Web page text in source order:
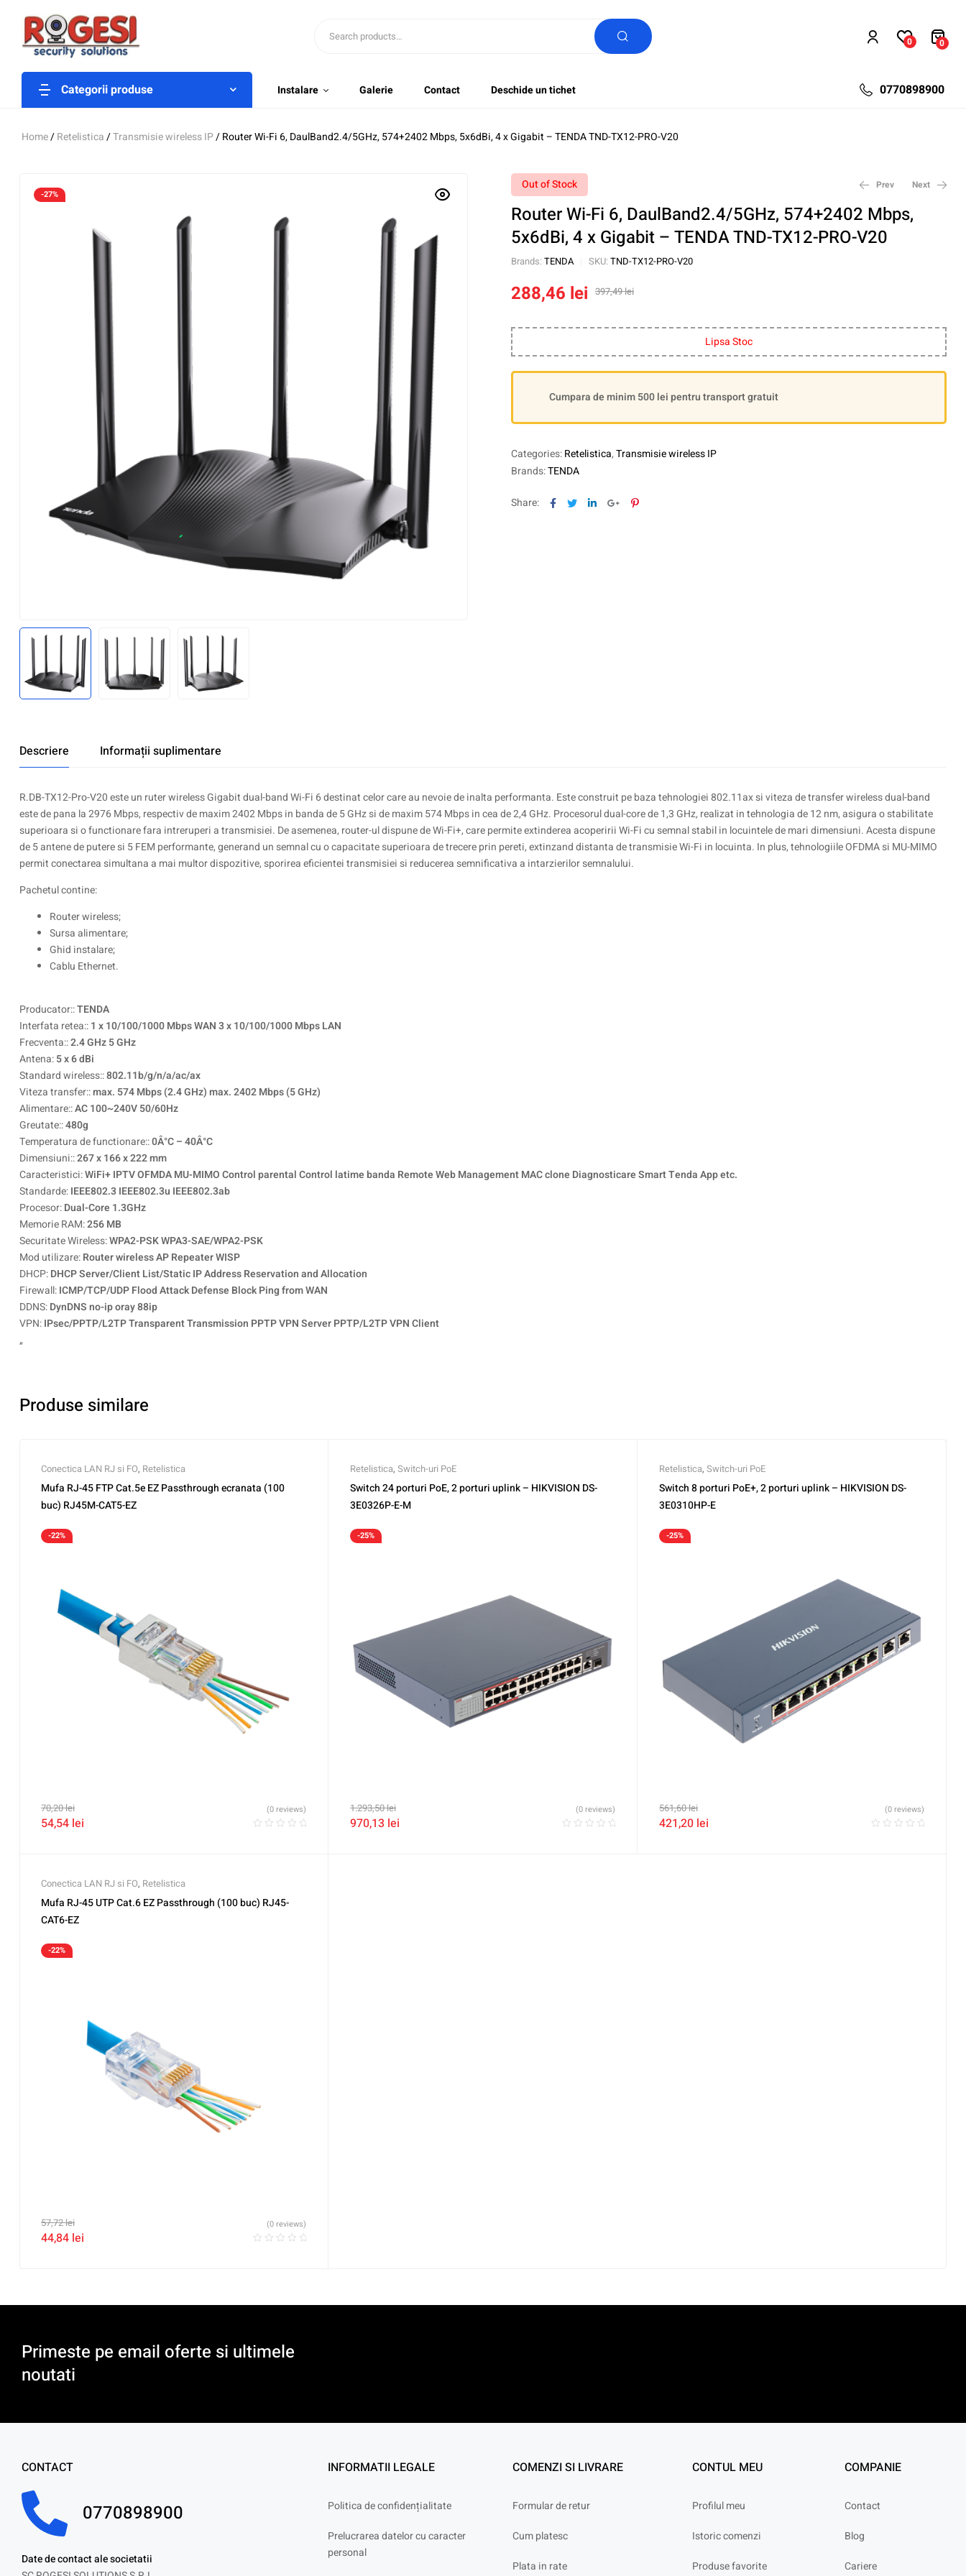
0 0
Categorii produse Instalare Galerie Contact Deschide un tichet 0770898900
Home/Retelistica/Transmisie wireless IP/ Router Wi-Fi 6, DaulBand2.4/5GHz, 574+2402 Mbps, 5x6dBi, 4 x Gigabit – TENDA TND-TX12-PRO-V20
-27%
Out of Stock Prev
246,06
178,57lei
Next
971,15
704,76lei
Router Wi-Fi 6, DaulBand2.4/5GHz, 574+2402 Mbps,
5x6dBi, 4 x Gigabit – TENDA TND-TX12-PRO-V20
Brands: TENDA SKU: TND-TX12-PRO-V20
397,49lei
288,46 lei
Lipsa Stoc
Cumpara de minim 500 lei pentru transport gratuit
Categories:Retelistica,Transmisie wireless IP
Brands:TENDA
Share: Facebook
TwitterLinkedinGoogle+Pinterest
Descriere Informații suplimentare
R.DB-TX12-Pro-V20 este un ruter wireless Gigabit dual-band Wi-Fi 6 destinat celor care au nevoie de inalta performanta. Este construit pe baza tehnologiei 802.11ax si viteza de transfer wireless dual-band
este de pana la 2976 Mbps, respectiv de maxim 2402 Mbps in banda de 5 GHz si de maxim 574 Mbps in cea de 2,4 GHz. Procesorul dual-core de 1,3 GHz, realizat in tehnologia de 12 nm, asigura o stabilitate
superioara si o functionare fara intreruperi a transmisiei. De asemenea, router-ul dispune de Wi-Fi+, care permite extinderea acoperirii Wi-Fi cu semnal stabil in locuintele de mari dimensiuni. Acesta dispune
de 5 antene de putere si 5 FEM performante, generand un semnal cu o capacitate superioara de trecere prin pereti, extinzand distanta de transmisie Wi-Fi in locuinta. In plus, tehnologiile OFDMA si MU-MIMO
permit conectarea simultana a mai multor dispozitive, sporirea eficientei transmisiei si reducerea semnificativa a intarzierilor semnalului.
Pachetul contine:
Router wireless;
Sursa alimentare;
Ghid instalare;
Cablu Ethernet.
Producator::TENDA
Interfata retea::1 x 10/100/1000 Mbps WAN 3 x 10/100/1000 Mbps LAN
Frecventa::2.4 GHz 5 GHz
Antena:5 x 6 dBi
Standard wireless::802.11b/g/n/a/ac/ax
Viteza transfer::max. 574 Mbps (2.4 GHz) max. 2402 Mbps (5 GHz)
Alimentare::AC 100~240V 50/60Hz
Greutate::480g
Temperatura de functionare::0Â°C – 40Â°C
Dimensiuni::267 x 166 x 222 mm
Caracteristici:WiFi+ IPTV OFMDA MU-MIMO Control parental Control latime banda Remote Web Management MAC clone Diagnosticare Smart Tenda App etc.
Standarde:IEEE802.3 IEEE802.3u IEEE802.3ab
Procesor:Dual-Core 1.3GHz
Memorie RAM:256 MB
Securitate Wireless:WPA2-PSK WPA3-SAE/WPA2-PSK
Mod utilizare:Router wireless AP Repeater WISP
DHCP:DHCP Server/Client List/Static IP Address Reservation and Allocation
Firewall:ICMP/TCP/UDP Flood Attack Defense Block Ping from WAN
DDNS:DynDNS no-ip oray 88ip
VPN:IPsec/PPTP/L2TP Transparent Transmission PPTP VPN Server PPTP/L2TP VPN Client
„
Produse similare
Conectica LAN RJ si FO, Retelistica
Mufa RJ-45 FTP Cat.5e EZ Passthrough ecranata (100
buc) RJ45M-CAT5-EZ
-22%
70,20lei
54,54 lei
(0 reviews)
Retelistica, Switch-uri PoE
Switch 24 porturi PoE, 2 porturi uplink – HIKVISION DS-
3E0326P-E-M
-25%
1.293,50lei
970,13 lei
(0 reviews)
Retelistica, Switch-uri PoE
Switch 8 porturi PoE+, 2 porturi uplink – HIKVISION DS-
3E0310HP-E
-25%
561,60lei
421,20 lei
(0 reviews)
Conectica LAN RJ si FO, Retelistica
Mufa RJ-45 UTP Cat.6 EZ Passthrough (100 buc) RJ45-
CAT6-EZ
-22%
57,72lei
44,84 lei
(0 reviews)
Primeste pe email oferte si ultimele
noutati
CONTACT
0770898900
Date de contact ale societatii
INFORMATII LEGALE
Politica de confidențialitate
Prelucrarea datelor cu caracter
personal
COMENZI SI LIVRARE
Formular de retur
Cum platesc
Plata in rate
CONTUL MEU
Profilul meu
Istoric comenzi
Produse favorite
COMPANIE
Contact
Blog
Cariere